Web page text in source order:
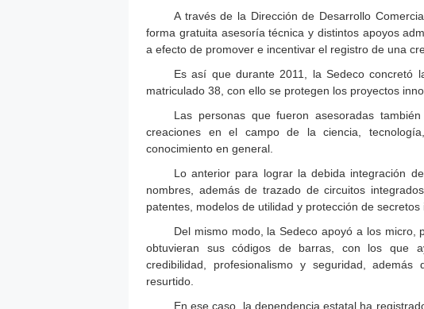
A través de la Dirección de Desarrollo
forma gratuita asesoría técnica y distintos apoyos
a efecto de promover e incentivar el registro de una
Es así que durante 2011, la Sedeco
matriculado 38, con ello se protegen los proyectos
Las personas que fueron asesoradas
creaciones en el campo de la ciencia,
conocimiento en general.
Lo anterior para lograr la debida integración
nombres, además de trazado de circuitos
patentes, modelos de utilidad y protección de secretos
Del mismo modo, la Sedeco apoyó a los
obtuvieran sus códigos de barras, con los que
credibilidad, profesionalismo y seguridad,
resurtido.
En ese caso, la dependencia estatal ha